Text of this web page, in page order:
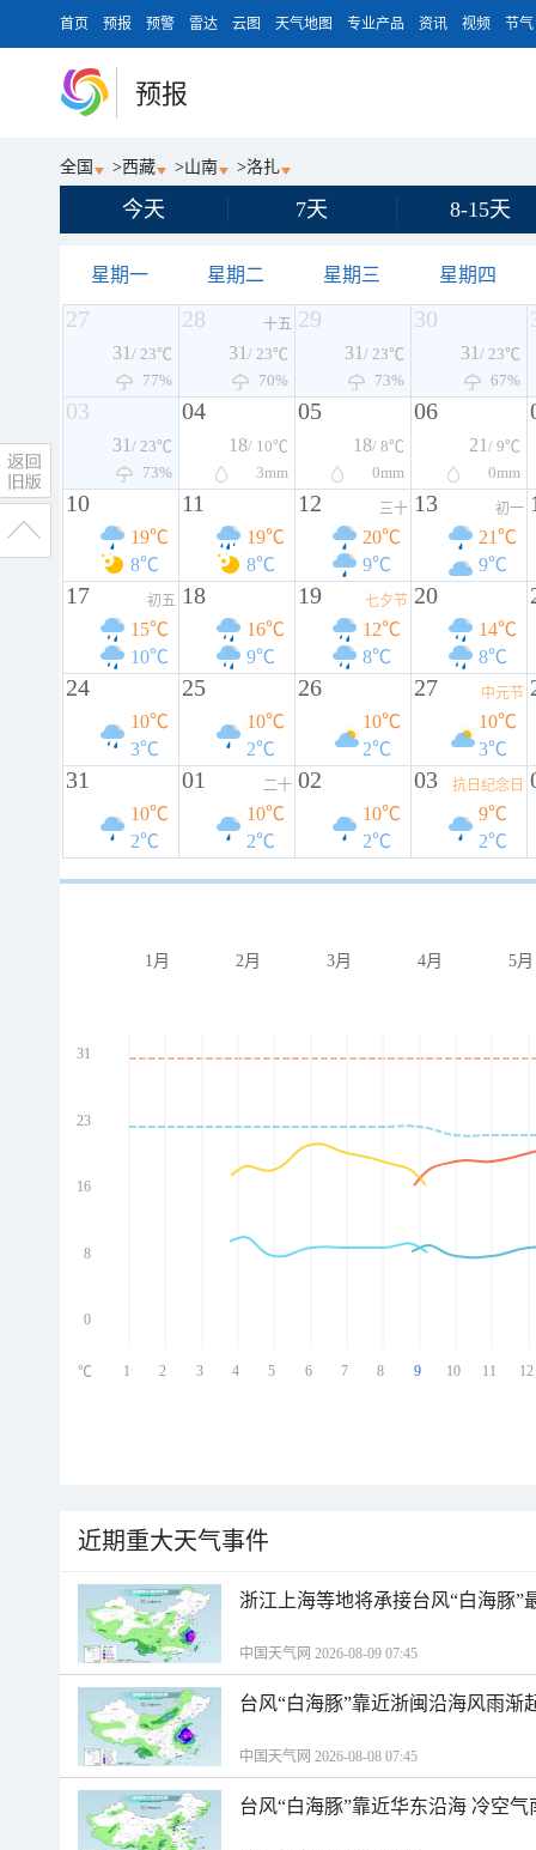
首页 预报 预警 雷达 云图 天气地图 专业产品 资讯 视频 节气
预报
全国 >西藏 >山南 >洛扎
今天 7天 8-15天
星期一 星期二 星期三 星期四
27
31 / 23℃
77%
28 十五
31 / 23℃
70%
29
31 / 23℃
73%
30
31 / 23℃
67%
03
31 / 23℃
73%
04
18/ 10℃
3mm
05
18/ 8℃
0mm
06
21 / 9℃
0mm
10
19℃
8℃
11
19℃
8℃
12 三十
20℃
9℃
13 初一
21℃
9℃
17 初五
15℃
10℃
18
16℃
9℃
19 七夕节
12℃
8℃
20
14℃
8℃
24
10℃
3℃
25
10℃
2℃
26
10℃
2℃
27 中元节
10℃
3℃
31
10℃
2℃
01 二十
10℃
2℃
02
10℃
2℃
03 抗日纪念日
9℃
2℃
1月 2月 3月 4月 5月
31
23
16
8
0
1 2 3 4 5 6 7 8 9 10 11 12
℃
近期重大天气事件
浙江上海等地将承接台风“白海豚”
中国天气网 2026-08-09 07:45
台风“白海豚”靠近浙闽沿海风雨渐
中国天气网 2026-08-08 07:45
台风“白海豚”靠近华东沿海 冷空